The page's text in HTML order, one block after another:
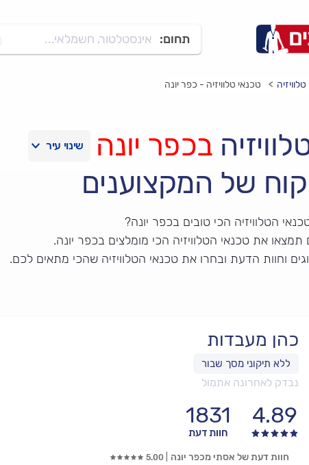
תחום: אינסטלטור, חשמלאי...
טכנאי טלוויזיה - כפר יונה
בכפר יונה
של המקצוענים
הטלוויזיה הכי טובים בכפר יונה?
את טכנאי הטלוויזיה הכי מומלצים בכפר יונה.
וחוות הדעת ובחרו את טכנאי הטלוויזיה שהכי מתאים לכם.
כהן מעבדות
נבדק לאחרונה אתמול
4.89
1831
חוות דעת
חוות דעת של אסתי מכפר יונה 5.00